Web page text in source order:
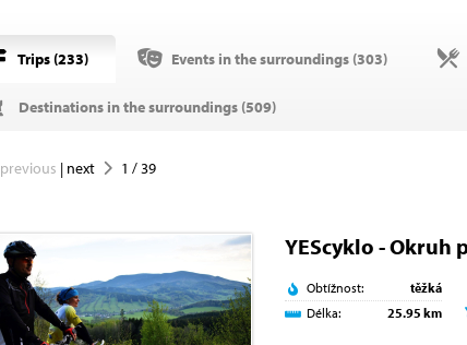
Trips (233) Events in the surroundings (303)
Destinations in the surroundings (509)
previous | next 1 /39
YEScyklo - Okruh
Obtížnost:
těžká
Délka:
25.95 km